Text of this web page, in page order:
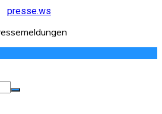
presse.ws